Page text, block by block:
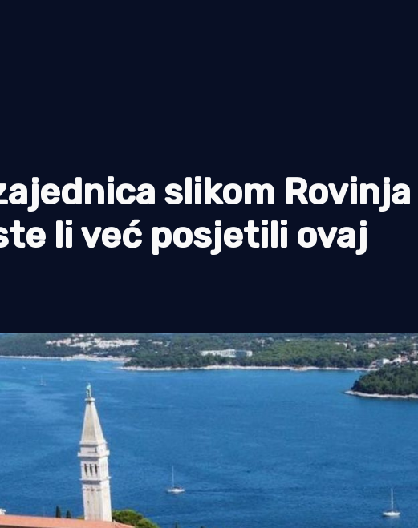
slikom Rovinja
li već posjetili ovaj